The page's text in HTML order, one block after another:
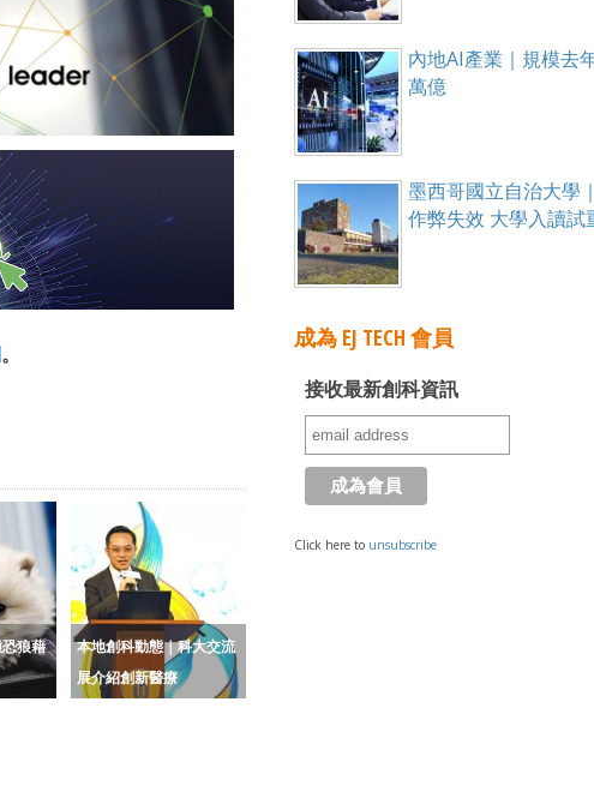
。
狼藉
本地創科動態｜科大交流
展介紹創新醫療
內地AI產業｜規模去
萬億
墨西哥國立自治大學
作弊失效 大學入讀試
成為 EJ TECH 會員
接收最新創科資訊
Click here to unsubscribe